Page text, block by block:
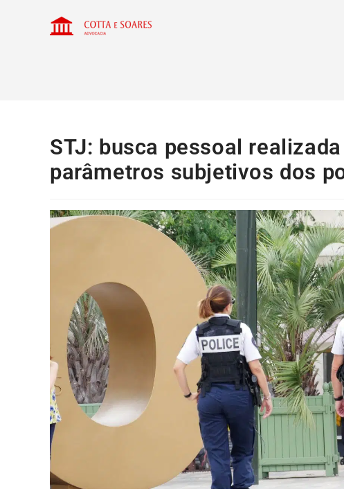
STJ: busca pessoal
parâmetros subjetivos dos